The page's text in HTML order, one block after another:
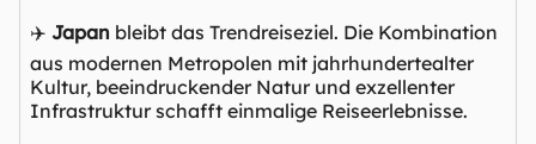
✈️ Japan bleibt das Trendreiseziel. Die Kombination
aus modernen Metropolen mit jahrhundertealter
Kultur, beeindruckender Natur und exzellenter
Infrastruktur schafft einmalige Reiseerlebnisse.